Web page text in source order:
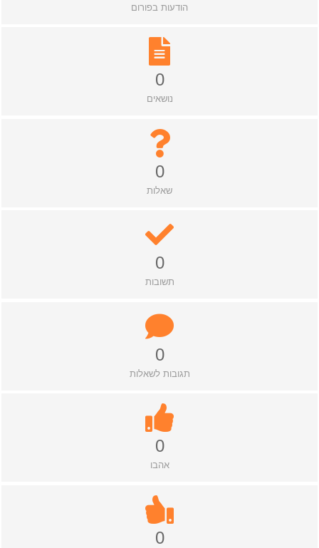
הודעות בפורום
0
נושאים
0
שאלות
0
תשובות
0
תגובות לשאלות
0
אהבו
0